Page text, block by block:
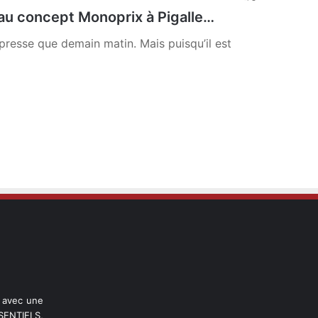
concept Monoprix à Pigalle…
que demain matin. Mais puisqu’il est
une